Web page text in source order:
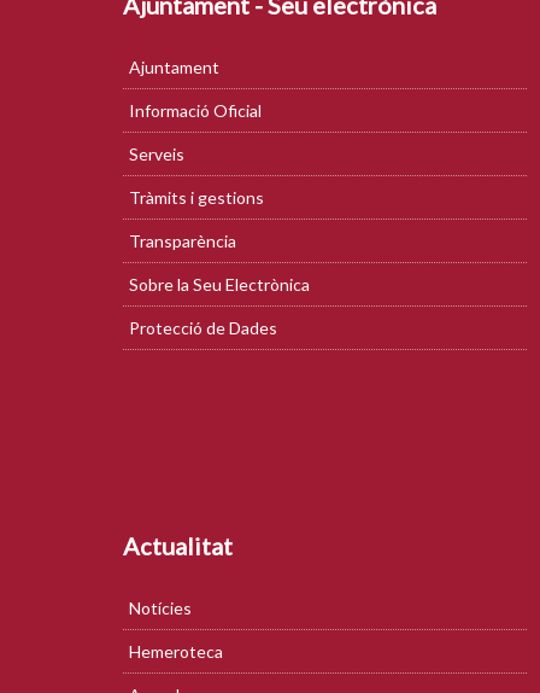
Ajuntament
Informació Oficial
Serveis
Tràmits i gestions
Transparència
Sobre la Seu Electrònica
Protecció de Dades
Actualitat
Notícies
Hemeroteca